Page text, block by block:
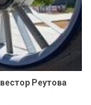
Реутова